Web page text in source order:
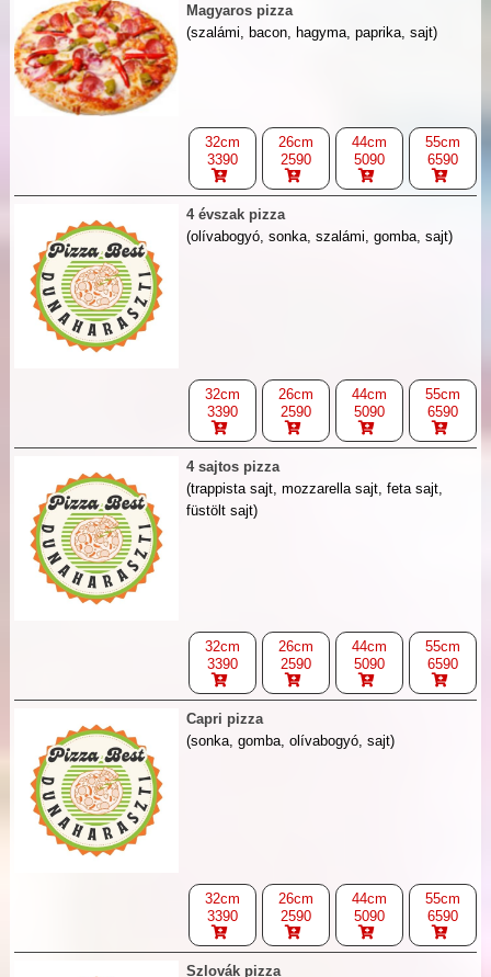
Magyaros pizza
(szalámi, bacon, hagyma, paprika, sajt)
32cm
3390
26cm
2590
44cm
5090
55cm
6590
4 évszak pizza
(olívabogyó, sonka, szalámi, gomba, sajt)
32cm
3390
26cm
2590
44cm
5090
55cm
6590
4 sajtos pizza
(trappista sajt, mozzarella sajt, feta sajt,
füstölt sajt)
32cm
3390
26cm
2590
44cm
5090
55cm
6590
Capri pizza
(sonka, gomba, olívabogyó, sajt)
32cm
3390
26cm
2590
44cm
5090
55cm
6590
Szlovák pizza